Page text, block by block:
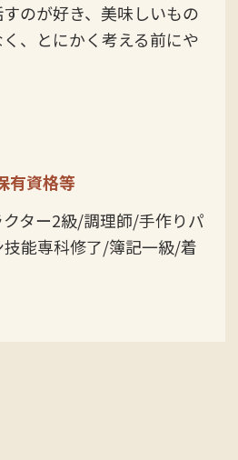
のが好き、美味しいもの
、とにかく考える前にや
有資格等
ター2級/調理師/手作りパ
能専科修了/簿記一級/着